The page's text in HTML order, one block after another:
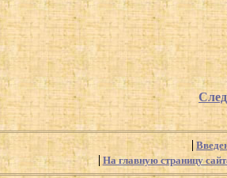
На главную страницу